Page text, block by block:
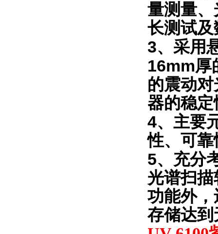
量测量
长测试
3、采用
16mm厚
的震动
器的稳
4、主要
性、可靠
5、充分
光谱扫
功能外
存储达到